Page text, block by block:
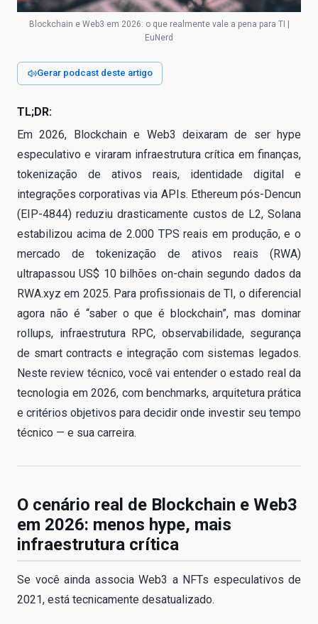
Blockchain e Web3 em 2026: o que realmente vale a pena para TI |
EuNerd
Gerar podcast deste artigo
TL;DR:
Em 2026, Blockchain e Web3 deixaram de ser hype
especulativo e viraram infraestrutura crítica em finanças,
tokenização de ativos reais, identidade digital e
integrações corporativas via APIs. Ethereum pós-Dencun
(EIP-4844) reduziu drasticamente custos de L2, Solana
estabilizou acima de 2.000 TPS reais em produção, e o
mercado de tokenização de ativos reais (RWA)
ultrapassou US$ 10 bilhões on-chain segundo dados da
RWA.xyz em 2025. Para profissionais de TI, o diferencial
agora não é “saber o que é blockchain”, mas dominar
rollups, infraestrutura RPC, observabilidade, segurança
de smart contracts e integração com sistemas legados.
Neste review técnico, você vai entender o estado real da
tecnologia em 2026, com benchmarks, arquitetura prática
e critérios objetivos para decidir onde investir seu tempo
técnico — e sua carreira.
O cenário real de Blockchain e Web3
em 2026: menos hype, mais
infraestrutura crítica
Se você ainda associa Web3 a NFTs especulativos de
2021, está tecnicamente desatualizado.